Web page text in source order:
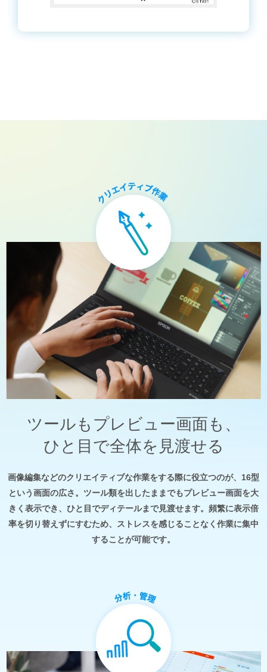
ツールもプレビュー画面も、
ひと目で全体を見渡せる
画像編集などのクリエイティブな作業をする際に役立つのが、16型
という画面の広さ。ツール類を出したままでもプレビュー画面を大
きく表示でき、ひと目でディテールまで見渡せます。頻繁に表示倍
率を切り替えずにすむため、ストレスを感じることなく作業に集中
することが可能です。